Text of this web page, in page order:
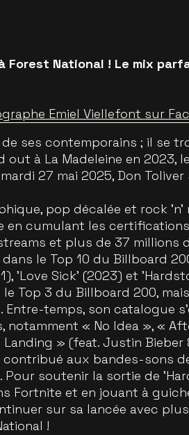
Forest National ! Le mix
Emiel Viellefont sur
ses contemporains ; il se
à La Madeleine en
27 mai 2025, Don Toliver
pop décalée et rock 'n'
en cumulant les
et plus de 37
le Top 10 du Billboard
'Love Sick' (2023) et
Top 3 du Billboard 200,
Entre-temps, son catalogue
« No Idea », «
» (feat. Justin
aux bandes-sons
Pour soutenir la sortie de
Fortnite et en jouant à
sur sa lancée avec
!